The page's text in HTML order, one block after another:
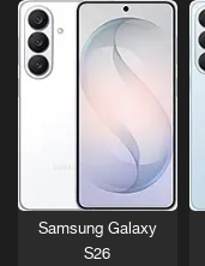
Samsung Galaxy
S26